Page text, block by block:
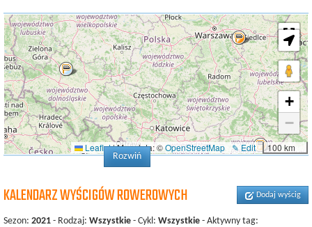
+
−
100 km
✎ Edit
Leaflet|Map data: ©OpenStreetMap
Rozwiń
KALENDARZ WYŚCIGÓW ROWEROWYCH Dodaj wyścig
Sezon: 2021 - Rodzaj: Wszystkie - Cykl: Wszystkie - Aktywny tag: